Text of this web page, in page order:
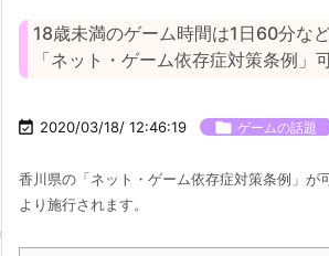
18歳未満のゲーム時間は1日60分な
「ネット・ゲーム依存症対策条例」
 2020/03/18/ 12:46:19  ゲームの話題
香川県の「ネット・ゲーム依存症対策条例」が
より施行されます。